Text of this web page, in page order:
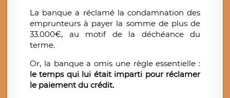
La banque a réclamé la condamnation des
emprunteurs à payer la somme de plus de
33.000€, au motif de la déchéance du
terme.
Or, la banque a omis une règle essentielle :
le temps qui lui était imparti pour réclamer
le paiement du crédit.